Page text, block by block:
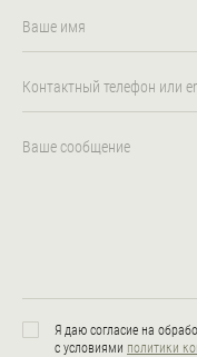
Я даю согласие на
с условиями политики